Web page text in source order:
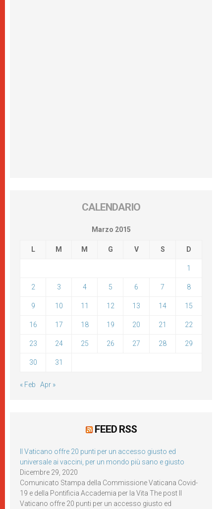
CALENDARIO
Marzo 2015
L M M G V S D
1
2 3 4 5 6 7 8
9 10 11 12 13 14 15
16 17 18 19 20 21 22
23 24 25 26 27 28 29
30 31
« Feb Apr »
FEED RSS
Il Vaticano offre 20 punti per un accesso giusto ed
universale ai vaccini, per un mondo più sano e giusto
Dicembre 29, 2020
Comunicato Stampa della Commissione Vaticana Covid-
19 e della Pontificia Accademia per la Vita The post Il
Vaticano offre 20 punti per un accesso giusto ed